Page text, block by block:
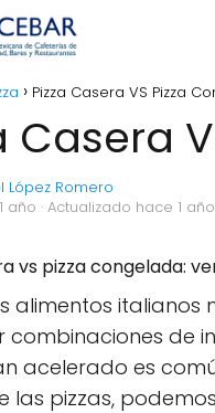
Pizza Casera VS Pizza
Casera
López Romero
año · Actualizado hace 1 año
vs pizza congelada:
alimentos
combinaciones de
acelerado es
las pizzas,